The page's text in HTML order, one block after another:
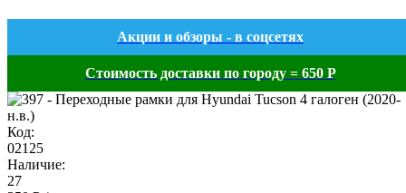
Акции и обзоры - в соцсетях
Стоимость доставки по городу = 650 Р
Код:
02125
Наличие:
27